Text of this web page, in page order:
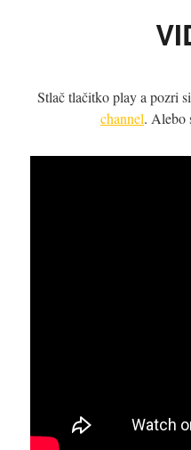
Stlač tlačitko play a pozri
channel. Alebo